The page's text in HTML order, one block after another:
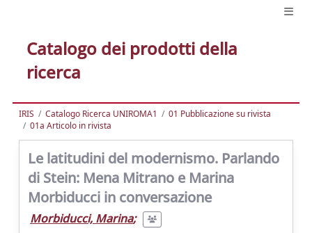
Catalogo dei prodotti della
ricerca
IRIS Catalogo Ricerca UNIROMA1
01 Pubblicazione su rivista
01a Articolo in rivista
Le latitudini del modernismo. Parlando
di Stein: Mena Mitrano e Marina
Morbiducci in conversazione
Morbiducci, Marina;